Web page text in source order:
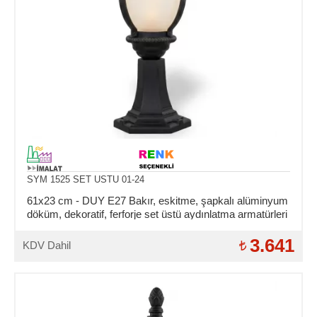
SYM 1525 SET USTU 01-24
61x23 cm - DUY E27 Bakır, eskitme, şapkalı alüminyum
döküm, dekoratif, ferforje set üstü aydınlatma armatürleri
KDV Dahil 3.641